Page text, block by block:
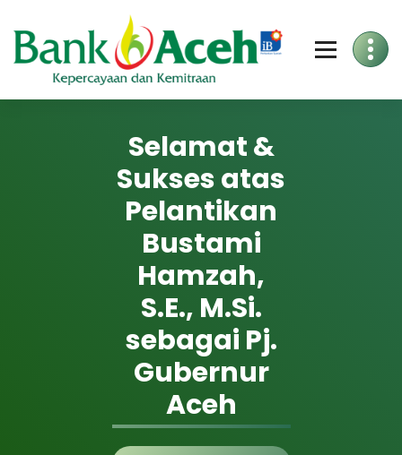
to
Content
Selamat &
Sukses atas
Pelantikan
Bustami
Hamzah,
S.E., M.Si.
sebagai Pj.
Gubernur
Aceh